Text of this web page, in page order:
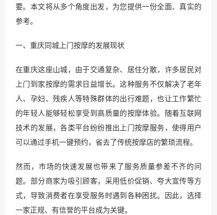
要。本文将从多个角度出发，为您提供一份全面、真实的
参考。
一、重庆同城上门按摩的发展现状
在重庆这座山城，由于交通复杂、居住分散，许多居民对
上门到家按摩的需求日益增长。这种服务不仅解决了老年
人、孕妇、残疾人等特殊群体的出行难题，也让工作繁忙
的年轻人能够轻松享受到高质量的按摩体验。随着互联网
技术的发展，各类平台纷纷推出上门按摩服务，使得用户
可以通过手机一键预约，省去了传统按摩店的繁琐流程。
然而，市场的快速发展也带来了服务质量参差不齐的问
题。部分商家为吸引顾客，采用低价促销、夸大宣传等方
式，导致消费者在享受服务时遇到各种困扰。因此，选择
一家正规、有信誉的平台成为关键。